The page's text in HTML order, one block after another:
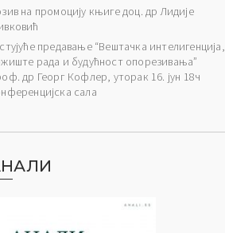
на промоцију књиге доц. др Лидије
предавање “Вештачка интелигенција,
рада и будућност опорезивања”
др Георг Кофлер, уторак 16. јун 18ч
сала